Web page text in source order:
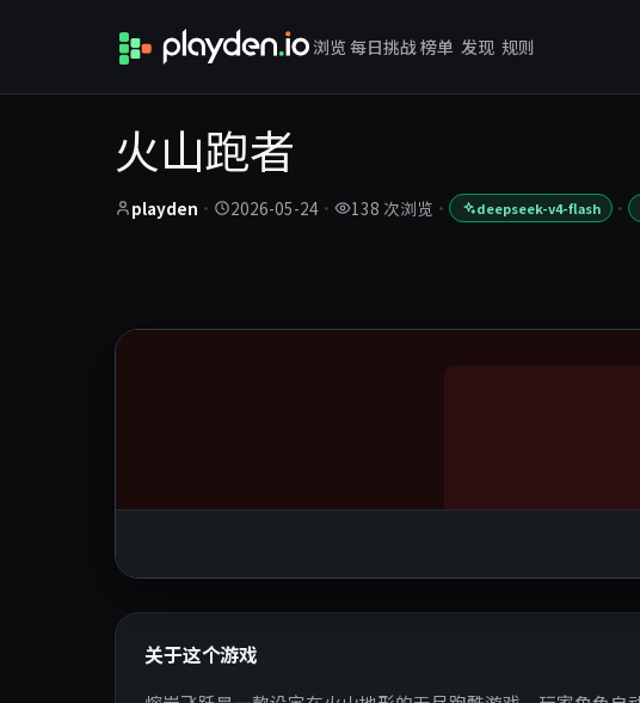
浏览 每日挑战榜单 发现 规则
火山跑者
playden · 2026-05-24 · 138 次浏览 · deepseek-v4-flash ·
关于这个游戏